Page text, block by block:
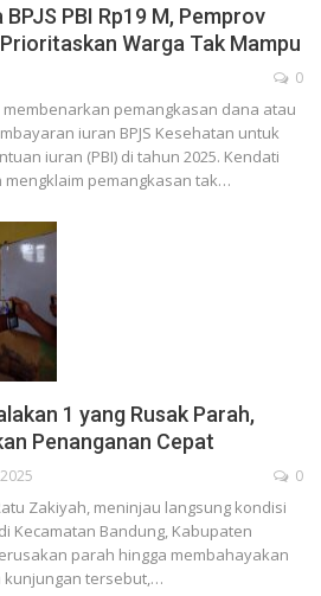
PBI Rp19 M, Pemprov
Warga Tak Mampu
0
membenarkan pemangkasan dana atau
iuran BPJS Kesehatan untuk
iuran (PBI) di tahun 2025. Kendati
mengklaim pemangkasan tak…
1 yang Rusak Parah,
Penanganan Cepat
0
Zakiyah, meninjau langsung kondisi
Kecamatan Bandung, Kabupaten
parah hingga membahayakan
kunjungan tersebut,…